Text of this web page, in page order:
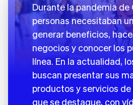
Durante la pandemia de
personas necesitaban
generar beneficios,
negocios y conocer los
línea. En la actualidad,
buscan presentar sus
productos y servicios
que se destaque, con